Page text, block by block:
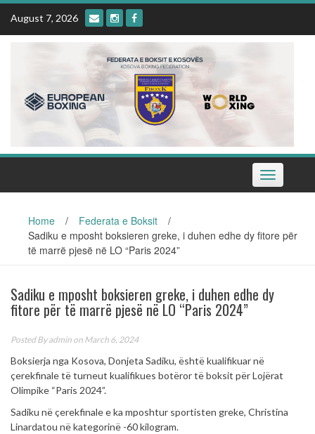
Skip
content
August 7, 2026
Toggle
navigation
Home / Federata e Boksit
/
Sadiku e mposht boksieren greke, i duhen edhe dy fitore për
të marrë pjesë në LO “Paris 2024”
Sadiku e mposht boksieren greke, i duhen edhe dy
fitore për të marrë pjesë në LO “Paris 2024”
Posted Byadmin on March 6, 2024
Boksierja nga Kosova, Donjeta Sadiku, është kualifikuar në
çerekfinale të turneut kualifikues botëror të boksit për Lojërat
Olimpike “Paris 2024”.
Sadiku në çerekfinale e ka mposhtur sportisten greke, Christina
Linardatou në kategorinë -60 kilogram.